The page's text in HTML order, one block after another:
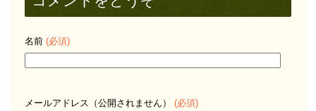
名前 (必須)
メールアドレス（公開されません） (必須)